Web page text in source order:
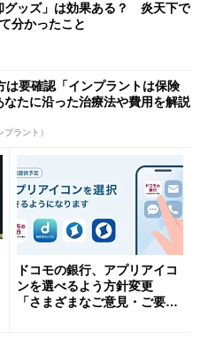
グッズ」は効果ある？ 炎天下で
分かったこと
は要確認「インプラントは保険
なたに沿った治療法や費用を解説
ラント）
ドコモの銀行、アプリアイコ
ンを選べるよう方針変更
「さまざまなご意見・ご要望